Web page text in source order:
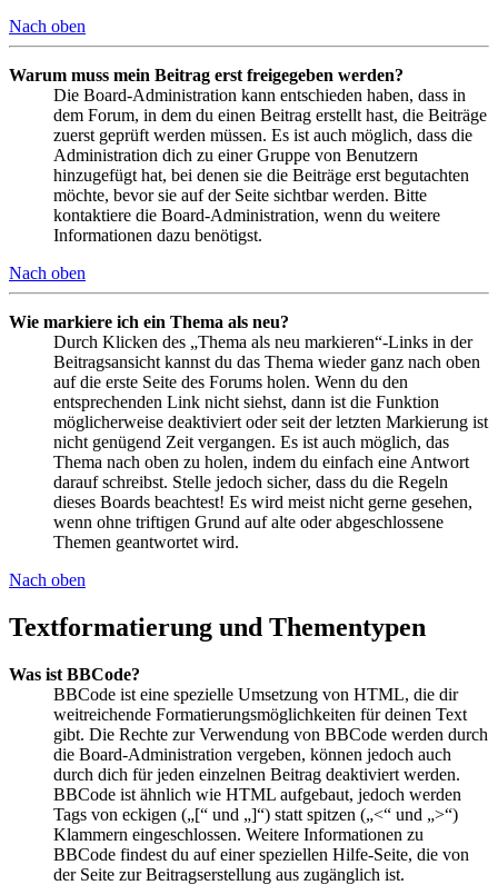
Nach oben
Warum muss mein Beitrag erst freigegeben werden?
Die Board-Administration kann entschieden haben, dass in
dem Forum, in dem du einen Beitrag erstellt hast, die Beiträge
zuerst geprüft werden müssen. Es ist auch möglich, dass die
Administration dich zu einer Gruppe von Benutzern
hinzugefügt hat, bei denen sie die Beiträge erst begutachten
möchte, bevor sie auf der Seite sichtbar werden. Bitte
kontaktiere die Board-Administration, wenn du weitere
Informationen dazu benötigst.
Nach oben
Wie markiere ich ein Thema als neu?
Durch Klicken des „Thema als neu markieren“-Links in der
Beitragsansicht kannst du das Thema wieder ganz nach oben
auf die erste Seite des Forums holen. Wenn du den
entsprechenden Link nicht siehst, dann ist die Funktion
möglicherweise deaktiviert oder seit der letzten Markierung ist
nicht genügend Zeit vergangen. Es ist auch möglich, das
Thema nach oben zu holen, indem du einfach eine Antwort
darauf schreibst. Stelle jedoch sicher, dass du die Regeln
dieses Boards beachtest! Es wird meist nicht gerne gesehen,
wenn ohne triftigen Grund auf alte oder abgeschlossene
Themen geantwortet wird.
Nach oben
Textformatierung und Thementypen
Was ist BBCode?
BBCode ist eine spezielle Umsetzung von HTML, die dir
weitreichende Formatierungsmöglichkeiten für deinen Text
gibt. Die Rechte zur Verwendung von BBCode werden durch
die Board-Administration vergeben, können jedoch auch
durch dich für jeden einzelnen Beitrag deaktiviert werden.
BBCode ist ähnlich wie HTML aufgebaut, jedoch werden
Tags von eckigen („[“ und „]“) statt spitzen („<“ und „>“)
Klammern eingeschlossen. Weitere Informationen zu
BBCode findest du auf einer speziellen Hilfe-Seite, die von
der Seite zur Beitragserstellung aus zugänglich ist.